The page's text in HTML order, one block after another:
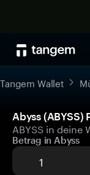
Tangem Wallet
Abyss
ABYSS in deine
Betrag in Abyss